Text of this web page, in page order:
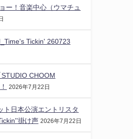
ー！音楽中心（ウマチュ
Tickin' 260723
CHOOM
2026年7月22日
ト日本公演エントリスタ
掛け声 2026年7月22日